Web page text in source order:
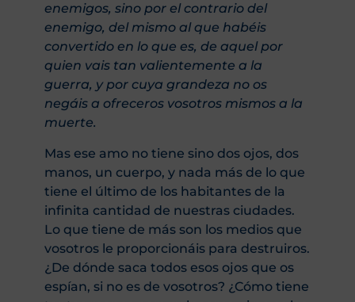
enemigos, sino por el contrario del
enemigo, del mismo al que habéis
convertido en lo que es, de aquel por
quien vais tan valientemente a la
guerra, y por cuya grandeza no os
negáis a ofreceros vosotros mismos a la
muerte.
Mas ese amo no tiene sino dos ojos, dos
manos, un cuerpo, y nada más de lo que
tiene el último de los habitantes de la
infinita cantidad de nuestras ciudades.
Lo que tiene de más son los medios que
vosotros le proporcionáis para destruiros.
¿De dónde saca todos esos ojos que os
espían, si no es de vosotros? ¿Cómo tiene